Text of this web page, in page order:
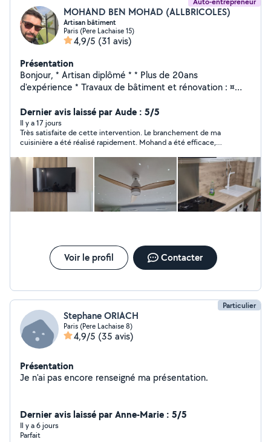
MOHAND BEN MOHAD (ALLBRICOLES)
Artisan bâtiment
Paris (Pere Lachaise 15)
4,9/5 (31 avis)
Présentation
Bonjour, * Artisan diplômé * * Plus de 20ans
d'expérience * Travaux de bâtiment et rénovation : ¤
¤ Électricité, plomberie ¤ Carrelage, parquet, cuisines ¤
Montage de meubles, bricolage ¤ Installation
électroménager, informatique & réseau RJ45. ¤ Divers
petites bricoles... Devis gratuits Interventions rapides
Travail soigné. NB: Certaines demandes envoyées en
privé restent malheureusement sans réponse, car la
plateforme ne me permet pas toujours d'y accéder.
N'hésitez donc pas à m'appeler directement au o7 54
59 o9 62 afin que je puisse vous proposer des créneaux
Dernier avis laissé par Aude : 5/5
Il y a 17 jours
Très satisfaite de cette intervention. Le branchement de ma
cuisinière a été réalisé rapidement. Mohand a été efficace,
referai appel à ses services si besoin. Merci encore !
Voir le profil Contacter
Particulier
Stephane ORIACH
Paris (Pere Lachaise 8)
4,9/5 (35 avis)
Présentation
Je n'ai pas encore renseigné ma présentation.
Dernier avis laissé par Anne-Marie : 5/5
Il y a 6 jours
Parfait